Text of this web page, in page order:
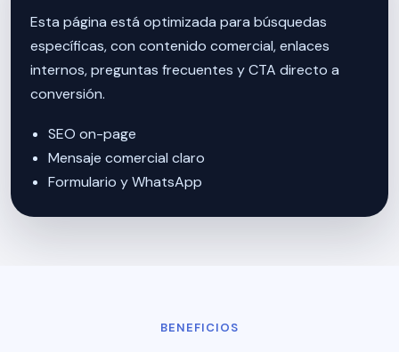
Esta página está optimizada para búsquedas
específicas, con contenido comercial, enlaces
internos, preguntas frecuentes y CTA directo a
conversión.
SEO on-page
Mensaje comercial claro
Formulario y WhatsApp
BENEFICIOS